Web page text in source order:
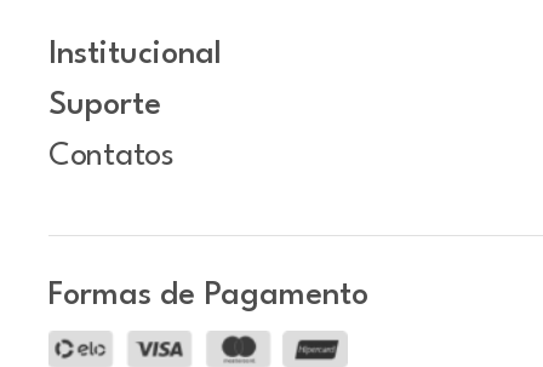
Institucional
Suporte
Contatos
Formas de Pagamento